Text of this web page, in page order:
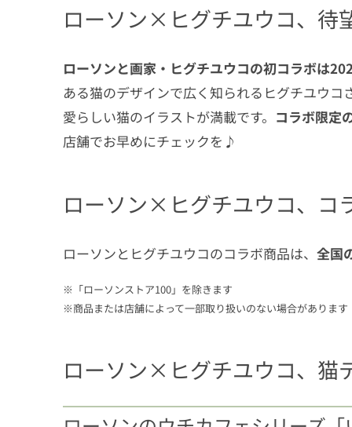
3.5缶バッチ付きキャンディ
ローソン×ヒグチユウコ、待
ローソンと画家・ヒグチユウコの初コラボは
ある猫のデザインで広く知られるヒグチユウ
愛らしい猫のイラストが満載です。 コラボ限定
店舗でお早めにチェックを♪
ローソン×ヒグチユウコ、コ
ローソンとヒグチユウコのコラボ商品は、 全国
※「ローソンストア100」を除きます
※商品または店舗によって一部取り扱いのない場合があります
ローソン×ヒグチユウコ、猫